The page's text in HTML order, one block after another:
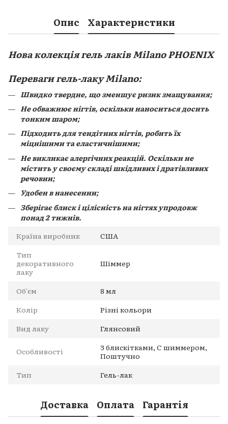
Опис Характеристики
Нова колекція гель лаків Milano PHOENIX
Переваги гель-лаку Milano:
Швидко твердне, що зменшує ризик змащування;
Не обважнює нігтів, оскільки наноситься досить
тонким шаром;
Підходить для тендітних нігтів, робить їх
міцнішими та еластичнішими;
Не викликає алергічних реакцій. Оскільки не
містить у своєму складі шкідливих і дратівливих
речовин;
Удобен в нанесении;
Зберігає блиск і цілісність на нігтях упродовж
понад 2 тижнів.
Країна виробник
США
Тип
декоративного
лаку
Шіммер
Об'єм
8 мл
Колір
Різні кольори
Вид лаку
Глянсовий
Особливості
З блискітками, С шиммером,
Поштучно
Тип
Гель-лак
Доставка Оплата Гарантія